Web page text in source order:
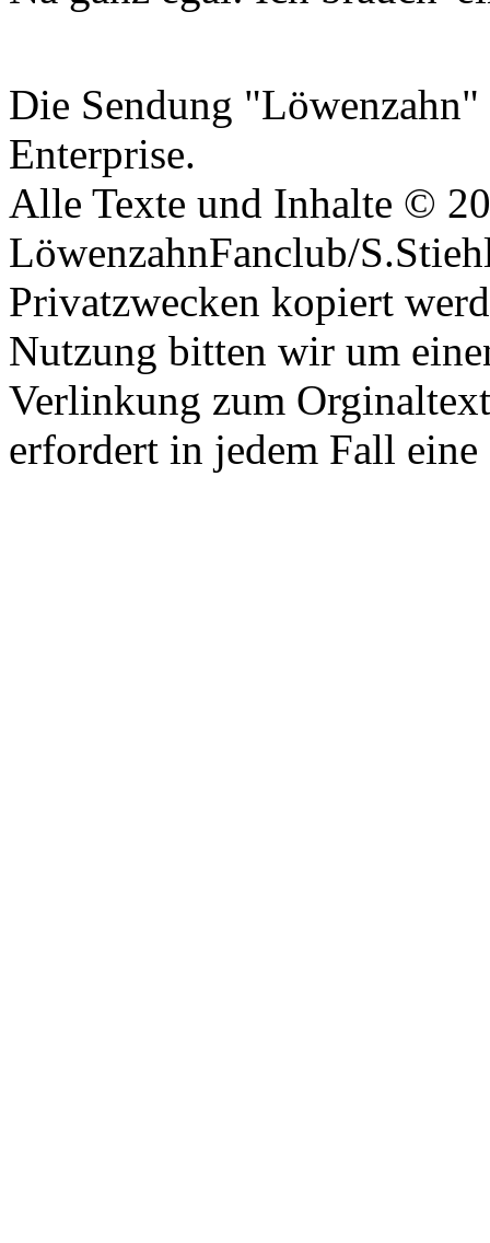
Die Sendung
Enterprise.
Alle Texte und Inhalte ©
LöwenzahnFanclub/
Privatzwecken kopiert
Nutzung bitten wir um
Verlinkung zum
erfordert in jedem Fall